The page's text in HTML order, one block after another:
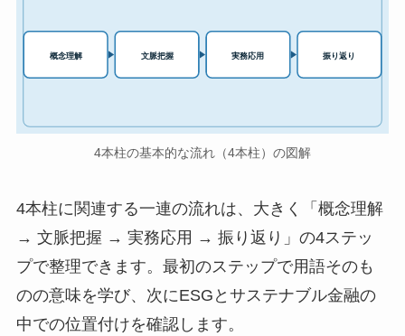
概念理解 文脈把握 実務応用 振り返り
4本柱の基本的な流れ（4本柱）の図解
4本柱に関連する一連の流れは、大きく「概念理解
→ 文脈把握 → 実務応用 → 振り返り」の4ステッ
プで整理できます。最初のステップで用語そのも
のの意味を学び、次にESGとサステナブル金融の
中での位置付けを確認します。